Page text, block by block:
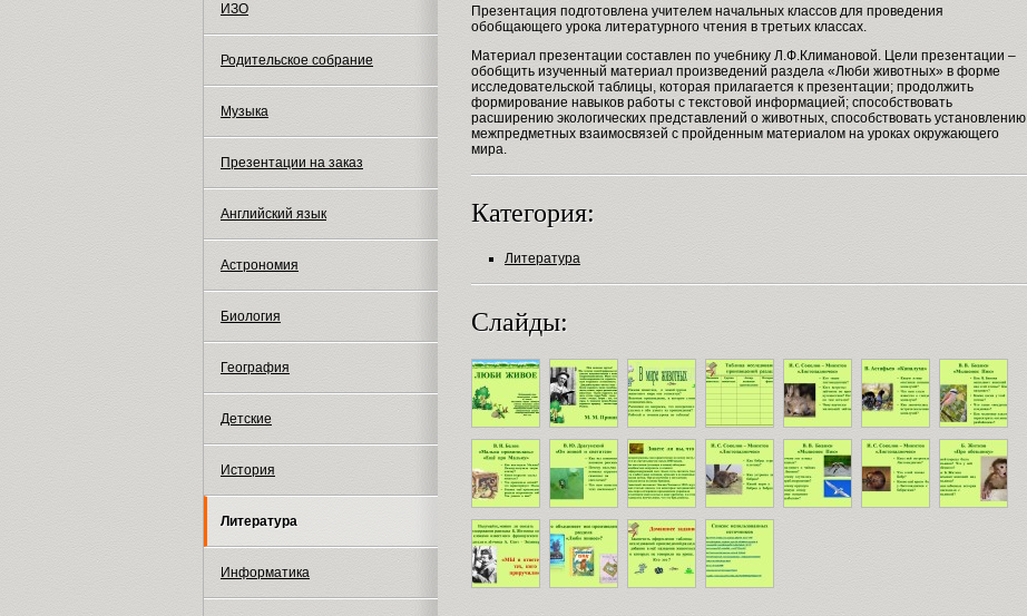
ИЗО
Родительское собрание
Музыка
Презентации на заказ
Английский язык
Астрономия
Биология
География
Детские
История
Литература
Информатика
Презентация подготовлена учителем начальных классов для проведения
обобщающего урока литературного чтения в третьих классах.
Материал презентации составлен по учебнику Л.Ф.Климановой. Цели презентации –
обобщить изученный материал произведений раздела «Люби животных» в форме
исследовательской таблицы, которая прилагается к презентации; продолжить
формирование навыков работы с текстовой информацией; способствовать
расширению экологических представлений о животных, способствовать установлению
межпредметных взаимосвязей с пройденным материалом на уроках окружающего
мира.
Категория:
Литература
Слайды: